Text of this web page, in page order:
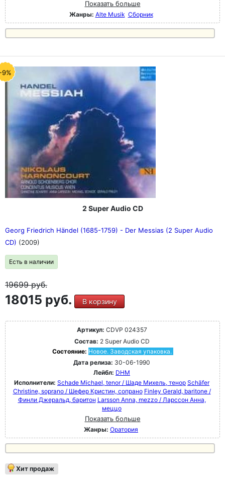
Показать больше
Жанры: Alte Musik Сборник
9%
2 Super Audio CD
Georg Friedrich Händel (1685-1759) - Der Messias (2 Super Audio
CD) (2009)
Есть в наличии
19699руб.
18015 руб. В корзину
Артикул: CDVP 024357
Состав: 2 Super Audio CD
Состояние: Новое. Заводская упаковка.
Дата релиза: 30-06-1990
Лейбл: DHM
Исполнители: Schade Michael, tenor / Шаде Михель, тенор Schäfer
Christine, soprano / Шефер Кристин, сопрано Finley Gerald, baritone /
Финли Джеральд, баритон Larsson Anna, mezzo / Ларссон Анна,
меццо
Показать больше
Жанры: Оратория
Хит продаж